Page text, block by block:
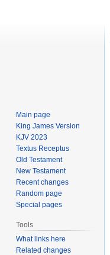
Main page
King James Version
KJV 2023
Textus Receptus
Old Testament
New Testament
Recent changes
Random page
Special pages
Tools
What links here
Related changes